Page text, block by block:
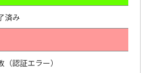
済み
認証エラー）